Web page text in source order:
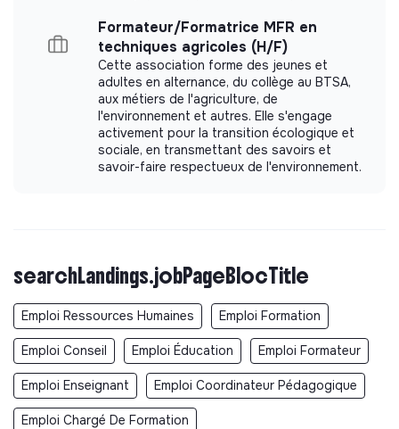
Formateur/Formatrice MFR en
techniques agricoles (H/F)
Cette association forme des jeunes et
adultes en alternance, du collège au BTSA,
aux métiers de l'agriculture, de
l'environnement et autres. Elle s'engage
activement pour la transition écologique et
sociale, en transmettant des savoirs et
savoir-faire respectueux de l'environnement.
searchLandings.jobPageBlocTitle
Emploi Ressources Humaines Emploi Formation
Emploi Conseil Emploi Éducation Emploi Formateur
Emploi Enseignant Emploi Coordinateur Pédagogique
Emploi Chargé De Formation